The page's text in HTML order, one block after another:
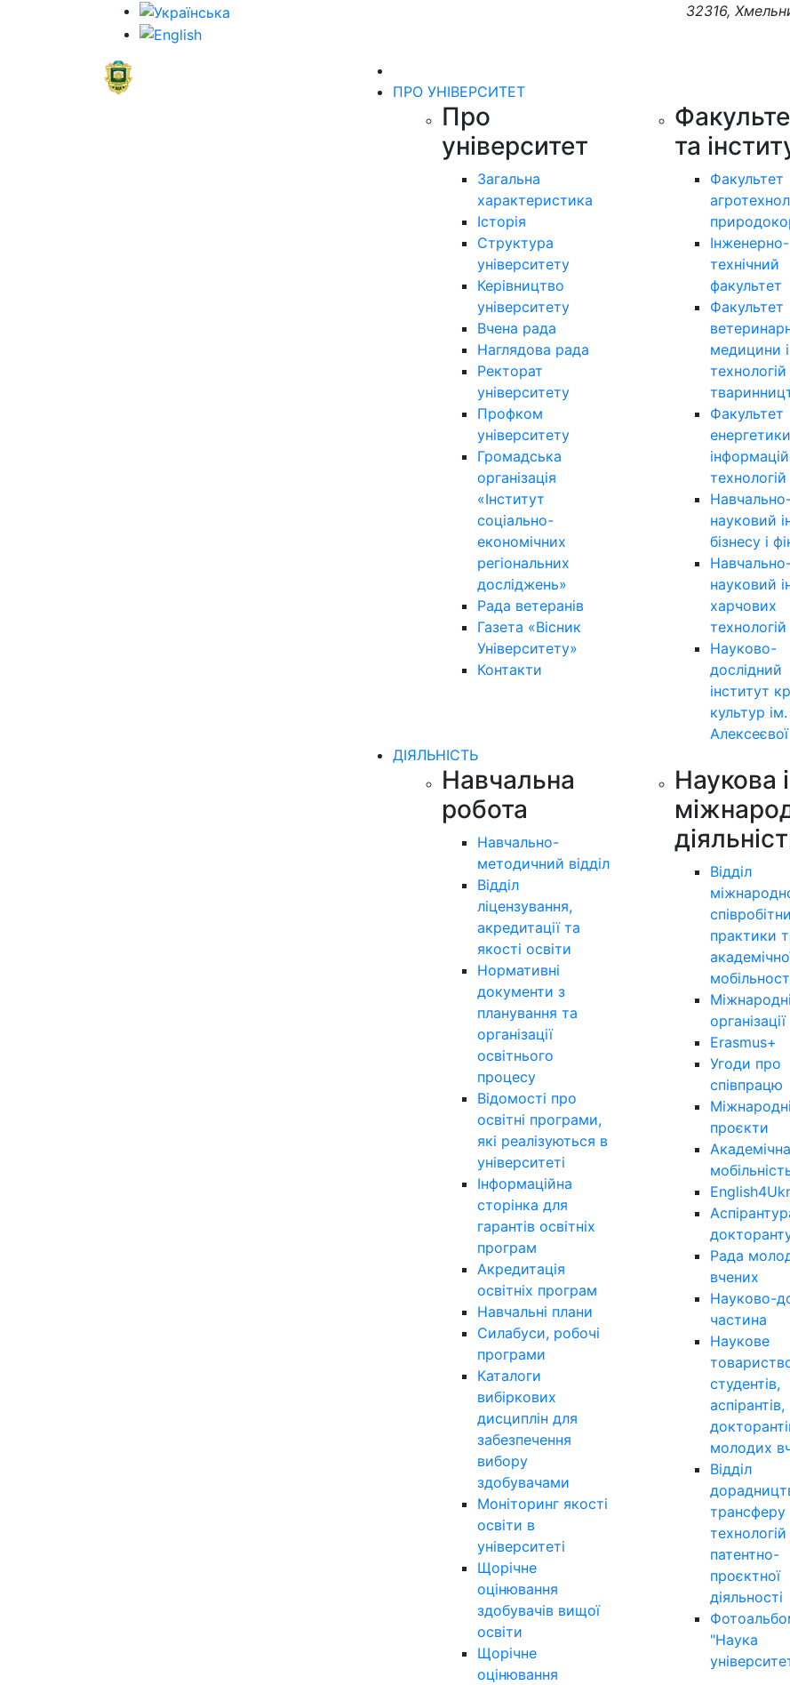
32316,
ПРО УНІВЕРСИТЕТ
Про
університет
Загальна
характеристика
Історія
Структура
університету
Керівництво
університету
Вчена рада
Наглядова рада
Ректорат
університету
Профком
університету
Громадська
організація
«Інститут
соціально-
економічних
регіональних
досліджень»
Рада ветеранів
Газета «Вісник
Університету»
Контакти
та
Факультет
Інженерно-
технічний
факультет
Факультет
медицини і
технологій
Факультет
технологій
науковий
бізнесу і
науковий
харчових
технологій
Науково-
дослідний
інститут
культур
Алексеєвої
ДІЯЛЬНІСТЬ
Навчальна
робота
Навчально-
методичний відділ
Відділ
ліцензування,
акредитації та
якості освіти
Нормативні
документи з
планування та
організації
освітнього
процесу
Відомості про
освітні програми,
які реалізуються в
університеті
Інформаційна
сторінка для
гарантів освітніх
програм
Акредитація
освітніх програм
Навчальні плани
Силабуси, робочі
програми
Каталоги
вибіркових
дисциплін для
забезпечення
вибору
здобувачами
Моніторинг якості
освіти в
університеті
Щорічне
оцінювання
здобувачів вищої
освіти
Щорічне
оцінювання
Наукова і
Відділ
практики
Міжнародні
організації
Erasmus+
Угоди про
співпрацю
Міжнародні
проєкти
Академічна
Рада
вчених
Науково-
частина
Наукове
студентів,
аспірантів,
молодих
Відділ
трансферу
технологій
патентно-
проєктної
діяльності
"Наука